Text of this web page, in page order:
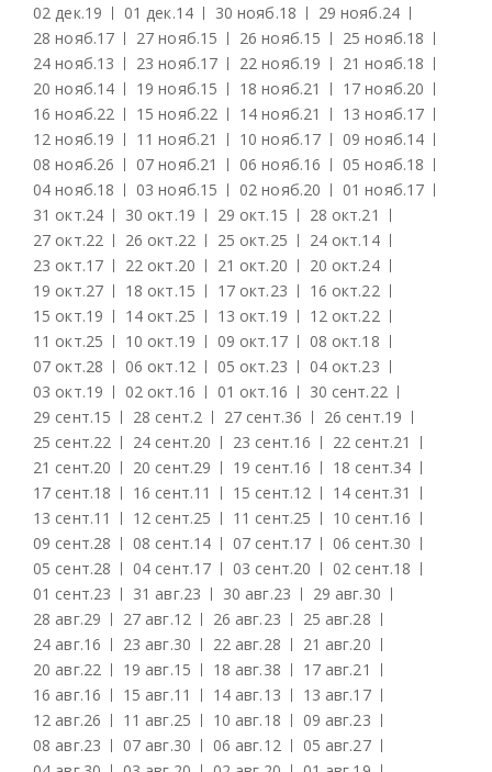
02 дек.19 01 дек.14 30 нояб.18 29 нояб.24
28 нояб.17 27 нояб.15 26 нояб.15 25 нояб.18
24 нояб.13 23 нояб.17 22 нояб.19 21 нояб.18
20 нояб.14 19 нояб.15 18 нояб.21 17 нояб.20
16 нояб.22 15 нояб.22 14 нояб.21 13 нояб.17
12 нояб.19 11 нояб.21 10 нояб.17 09 нояб.14
08 нояб.26 07 нояб.21 06 нояб.16 05 нояб.18
04 нояб.18 03 нояб.15 02 нояб.20 01 нояб.17
31 окт.24 30 окт.19 29 окт.15 28 окт.21
27 окт.22 26 окт.22 25 окт.25 24 окт.14
23 окт.17 22 окт.20 21 окт.20 20 окт.24
19 окт.27 18 окт.15 17 окт.23 16 окт.22
15 окт.19 14 окт.25 13 окт.19 12 окт.22
11 окт.25 10 окт.19 09 окт.17 08 окт.18
07 окт.28 06 окт.12 05 окт.23 04 окт.23
03 окт.19 02 окт.16 01 окт.16 30 сент.22
29 сент.15 28 сент.2 27 сент.36 26 сент.19
25 сент.22 24 сент.20 23 сент.16 22 сент.21
21 сент.20 20 сент.29 19 сент.16 18 сент.34
17 сент.18 16 сент.11 15 сент.12 14 сент.31
13 сент.11 12 сент.25 11 сент.25 10 сент.16
09 сент.28 08 сент.14 07 сент.17 06 сент.30
05 сент.28 04 сент.17 03 сент.20 02 сент.18
01 сент.23 31 авг.23 30 авг.23 29 авг.30
28 авг.29 27 авг.12 26 авг.23 25 авг.28
24 авг.16 23 авг.30 22 авг.28 21 авг.20
20 авг.22 19 авг.15 18 авг.38 17 авг.21
16 авг.16 15 авг.11 14 авг.13 13 авг.17
12 авг.26 11 авг.25 10 авг.18 09 авг.23
08 авг.23 07 авг.30 06 авг.12 05 авг.27